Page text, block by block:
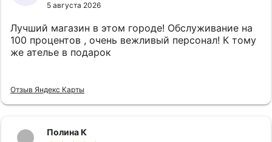
5 августа 2026
Лучший магазин в этом городе! Обслуживание на
100 процентов , очень вежливый персонал! К тому
же ателье в подарок
Отзыв Яндекс Карты
Полина К